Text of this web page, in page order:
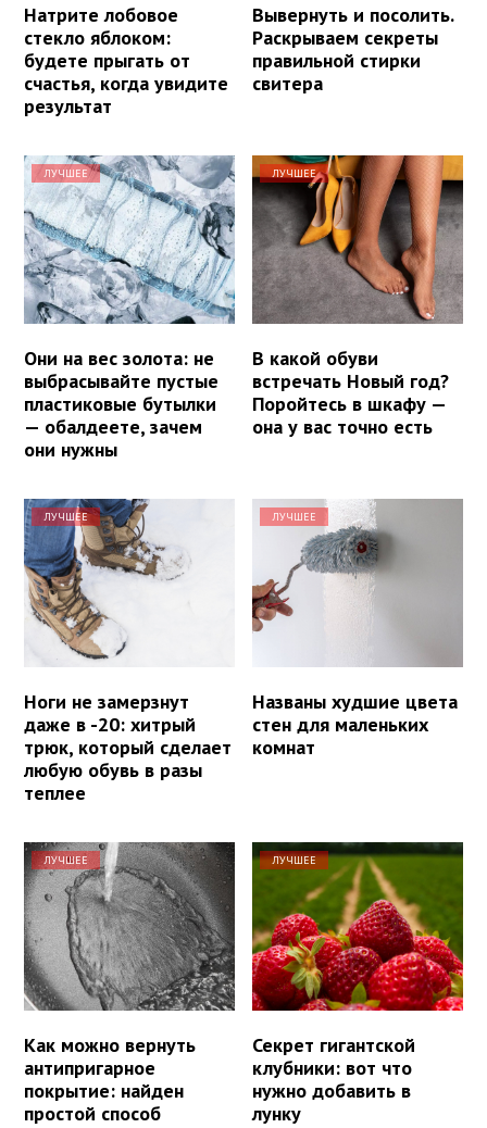
Натрите лобовое
стекло яблоком:
будете прыгать от
счастья, когда увидите
результат
Вывернуть и посолить.
Раскрываем секреты
правильной стирки
свитера
ЛУЧШЕЕ
Они на вес золота: не
выбрасывайте пустые
пластиковые бутылки
— обалдеете, зачем
они нужны
ЛУЧШЕЕ
В какой обуви
встречать Новый год?
Поройтесь в шкафу —
она у вас точно есть
ЛУЧШЕЕ
Ноги не замерзнут
даже в -20: хитрый
трюк, который сделает
любую обувь в разы
теплее
ЛУЧШЕЕ
Названы худшие цвета
стен для маленьких
комнат
ЛУЧШЕЕ
Как можно вернуть
антипригарное
покрытие: найден
простой способ
ЛУЧШЕЕ
Секрет гигантской
клубники: вот что
нужно добавить в
лунку